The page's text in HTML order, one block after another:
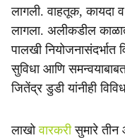
लागली. वाहतूक, कायदा
लागला. अलीकडील
पालखी
सुविधा आणि समन्वयाबाबत
जितेंद्र डुडी यांनीही
लाखोवारकरीसुमारे तीन